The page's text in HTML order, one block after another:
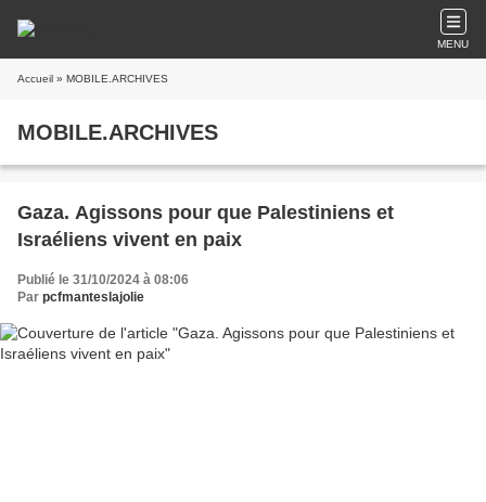
MENU
Accueil » MOBILE.ARCHIVES
MOBILE.ARCHIVES
Gaza. Agissons pour que Palestiniens et
Israéliens vivent en paix
Publié le 31/10/2024 à 08:06
Par pcfmanteslajolie